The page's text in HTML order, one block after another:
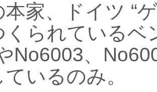
本家、ドイツ “
くられているベ
No6003、
いるのみ。